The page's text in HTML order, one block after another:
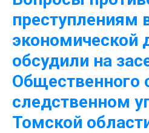
преступлениям
экономической
обсудили на
Общественного
следственном
Томской